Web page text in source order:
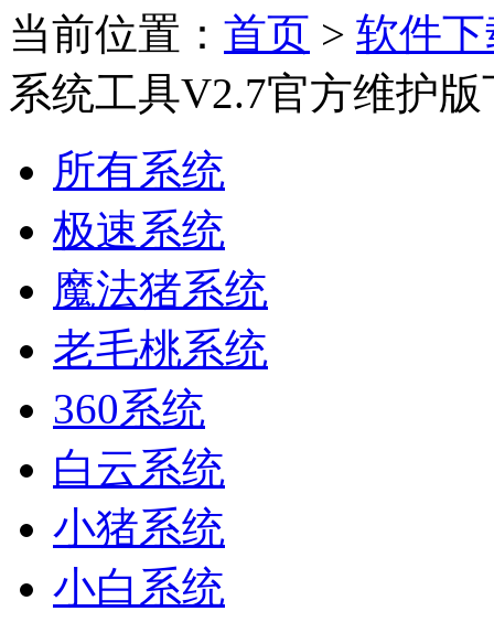
当前位置： 首页 > 软件
系统工具V2.7官方维护版
所有系统
极速系统
魔法猪系统
老毛桃系统
360系统
白云系统
小猪系统
小白系统